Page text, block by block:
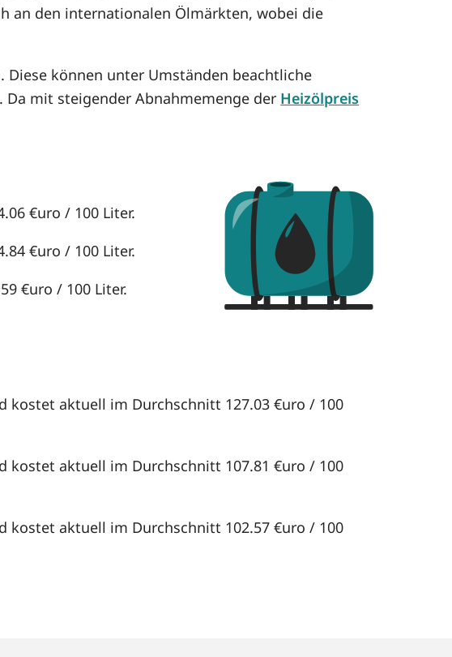
an den internationalen Ölmärkten, wobei die
Diese können unter Umständen beachtliche
. Da mit steigender Abnahmemenge der Heizölpreis
€uro / 100 Liter.
€uro / 100 Liter.
€uro / 100 Liter.
kostet aktuell im Durchschnitt 127.03 €uro / 100
kostet aktuell im Durchschnitt 107.81 €uro / 100
kostet aktuell im Durchschnitt 102.57 €uro / 100